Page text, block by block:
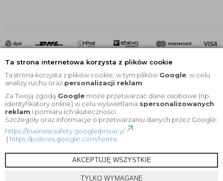
Ta strona internetowa korzysta z plików cookie
Ta strona korzysta z plików cookie, w tym plików Google , w celu
analizy ruchu oraz personalizacji reklam
Za Twoją zgodą Google może przetwarzać dane osobowe (np.
identyfikatory online) w celu wyświetlania spersonalizowanych
reklam i pomiaru ich skuteczności.
Szczegóły oraz informacje o przetwarzaniu danych przez Google:
https://business.safety.google/privacy/
| https://policies.google.com/terms
AKCEPTUJĘ WSZYSTKIE
TYLKO WYMAGANE
2020 © Wszelkie Prawa Zastrzeżone |KEYfabrics
Projekt i oprogramowanie sklepu: